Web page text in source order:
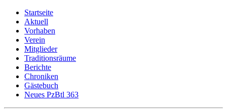
Startseite
Aktuell
Vorhaben
Verein
Mitglieder
Traditionsräume
Berichte
Chroniken
Gästebuch
Neues PzBtl 363